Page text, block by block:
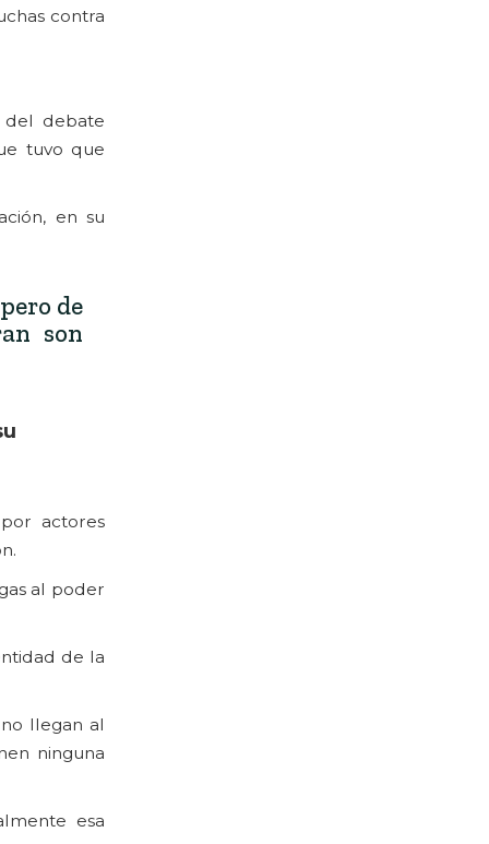
contra
del debate
tuvo que
en su
de
son
actores
al poder
de la
llegan al
ninguna
esa